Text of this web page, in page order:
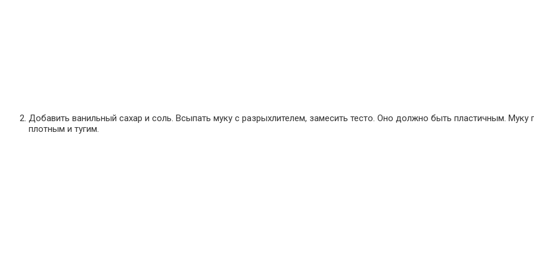
Добавить ванильный сахар и соль. Всыпать муку с разрыхлителем, замесить тесто. Оно должно быть пластичным. Муку
плотным и тугим.